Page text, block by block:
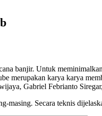
banjir. Untuk
merupakan karya karya
Gabriel Febrianto
masing. Secara teknis